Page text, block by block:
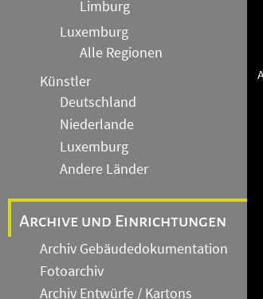
Limburg
Luxemburg
Alle Regionen
Künstler
Deutschland
Niederlande
Luxemburg
Andere Länder
Archive und Einrichtungen
Archiv Gebäudedokumentation
Fotoarchiv
Archiv Entwürfe / Kartons